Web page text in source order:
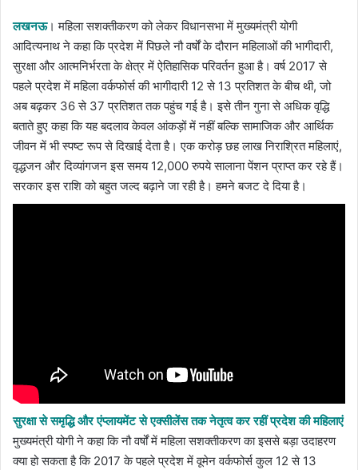
लखनऊ। महिला सशक्तीकरण को लेकर विधानसभा में मुख्यमंत्री योगी
आदित्यनाथ ने कहा कि प्रदेश में पिछले नौ वर्षों के दौरान महिलाओं की भागीदारी,
सुरक्षा और आत्मनिर्भरता के क्षेत्र में ऐतिहासिक परिवर्तन हुआ है। वर्ष 2017 से
पहले प्रदेश में महिला वर्कफोर्स की भागीदारी 12 से 13 प्रतिशत के बीच थी, जो
अब बढ़कर 36 से 37 प्रतिशत तक पहुंच गई है। इसे तीन गुना से अधिक वृद्धि
बताते हुए कहा कि यह बदलाव केवल आंकड़ों में नहीं बल्कि सामाजिक और आर्थिक
जीवन में भी स्पष्ट रूप से दिखाई देता है। एक करोड़ छह लाख निराश्रित महिलाएं,
वृद्धजन और दिव्यांगजन इस समय 12,000 रुपये सालाना पेंशन प्राप्त कर रहे हैं।
सरकार इस राशि को बहुत जल्द बढ़ाने जा रही है। हमने बजट दे दिया है।
सुरक्षा से समृद्धि और एंप्लायमेंट से एक्सीलेंस तक नेतृत्व कर रहीं प्रदेश की महिलाएं
मुख्यमंत्री योगी ने कहा कि नौ वर्षों में महिला सशक्तीकरण का इससे बड़ा उदाहरण
क्या हो सकता है कि 2017 के पहले प्रदेश में वूमेन वर्कफोर्स कुल 12 से 13